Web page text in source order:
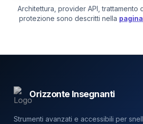
Architettura, provider API, trattamento
protezione sono descritti nella
FooterOrizzonte Insegnanti
Strumenti avanzati e accessibili per